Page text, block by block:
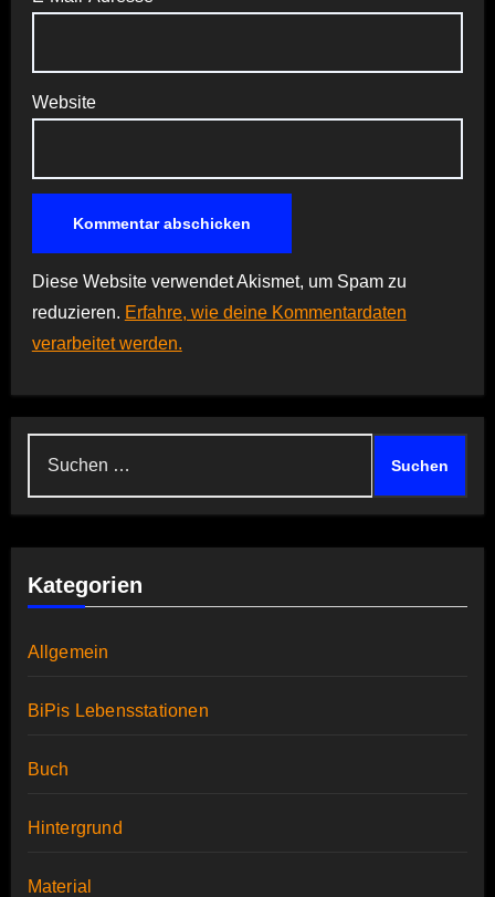
Website
Diese Website verwendet Akismet, um Spam zu
reduzieren. Erfahre, wie deine Kommentardaten
verarbeitet werden.
Kategorien
Allgemein
BiPis Lebensstationen
Buch
Hintergrund
Material